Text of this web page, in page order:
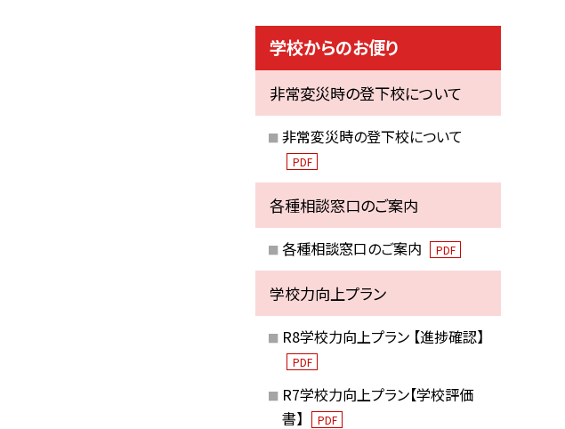
学校からのお便り
非常変災時の登下校について
非常変災時の登下校について
PDF
各種相談窓口のご案内
各種相談窓口のご案内 PDF
学校力向上プラン
R8学校力向上プラン 【進捗確認】
PDF
R7学校力向上プラン【学校評価
書】
PDF